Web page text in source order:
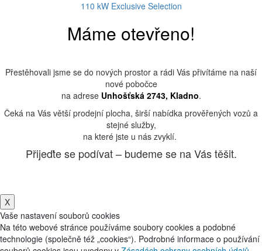
110 kW Exclusive Selection
Máme otevřeno!
Přestěhovali jsme se do nových prostor a rádi Vás přivítáme na naší
nové pobočce
na adrese Unhošťská 2743, Kladno.
Čeká na Vás větší prodejní plocha, širší nabídka prověřených vozů a
stejné služby,
na které jste u nás zvyklí.
Přijeďte se podívat – budeme se na Vás těšit.
X
Vaše nastavení souborů cookies
Na této webové stránce používáme soubory cookies a podobné
technologie (společně též „cookies“). Podrobné informace o používání